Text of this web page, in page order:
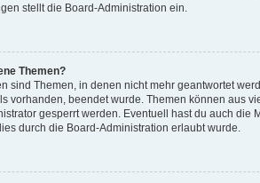
stellt die Board-Administration ein.
Themen?
sind Themen, in denen nicht mehr geantwortet
vorhanden, beendet wurde. Themen können aus
gesperrt werden. Eventuell hast du auch die
durch die Board-Administration erlaubt wurde.